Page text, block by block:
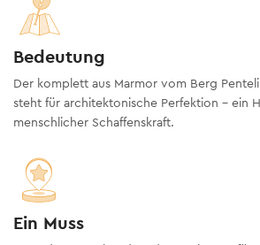
Bedeutung
Der komplett aus Marmor vom Berg
steht für architektonische Perfektion – ein
menschlicher Schaffenskraft.
Ein Muss